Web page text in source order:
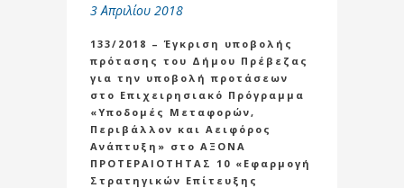
3 Απριλίου 2018
133/2018 – Έγκριση υποβολής
πρότασης του Δήμου Πρέβεζας
για την υποβολή προτάσεων
στο Επιχειρησιακό Πρόγραμμα
«Υποδομές Μεταφορών,
Περιβάλλον και Αειφόρος
Ανάπτυξη» στο ΑΞΟΝΑ
ΠΡΟΤΕΡΑΙΟΤΗΤΑΣ 10 «Εφαρμογή
Στρατηγικών Επίτευξης